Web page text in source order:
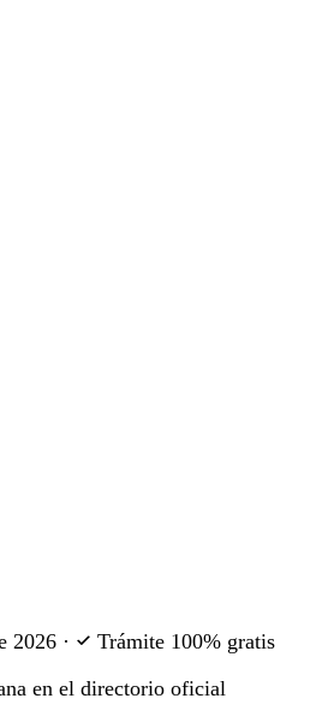
2026 ·
Trámite 100% gratis
en el directorio oficial